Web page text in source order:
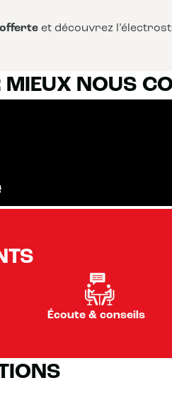
offerte et découvrez
MIEUX NOUS
Écoute & conseils